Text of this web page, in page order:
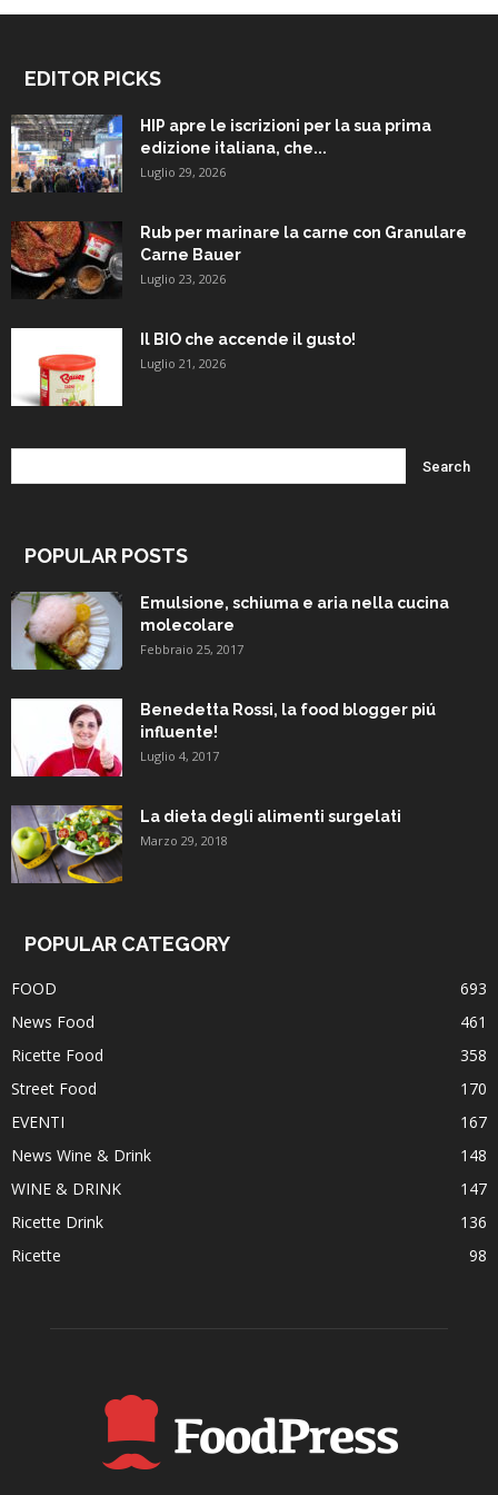
EDITOR PICKS
HIP apre le iscrizioni per la sua prima
edizione italiana, che...
Luglio 29, 2026
Rub per marinare la carne con Granulare
Carne Bauer
Luglio 23, 2026
Il BIO che accende il gusto!
Luglio 21, 2026
POPULAR POSTS
Emulsione, schiuma e aria nella cucina
molecolare
Febbraio 25, 2017
Benedetta Rossi, la food blogger piú
influente!
Luglio 4, 2017
La dieta degli alimenti surgelati
Marzo 29, 2018
POPULAR CATEGORY
FOOD
693
News Food
461
Ricette Food
358
Street Food
170
EVENTI
167
News Wine & Drink
148
WINE & DRINK
147
Ricette Drink
136
Ricette
98